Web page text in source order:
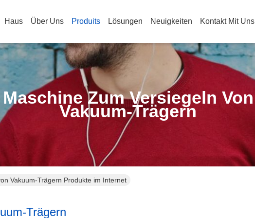
Haus Über Uns Produits Lösungen Neuigkeiten Kontakt Mit Uns
Maschine Zum Versiegeln Von
Vakuum-Trägern
Vakuum-Trägern Produkte im Internet
Trägern